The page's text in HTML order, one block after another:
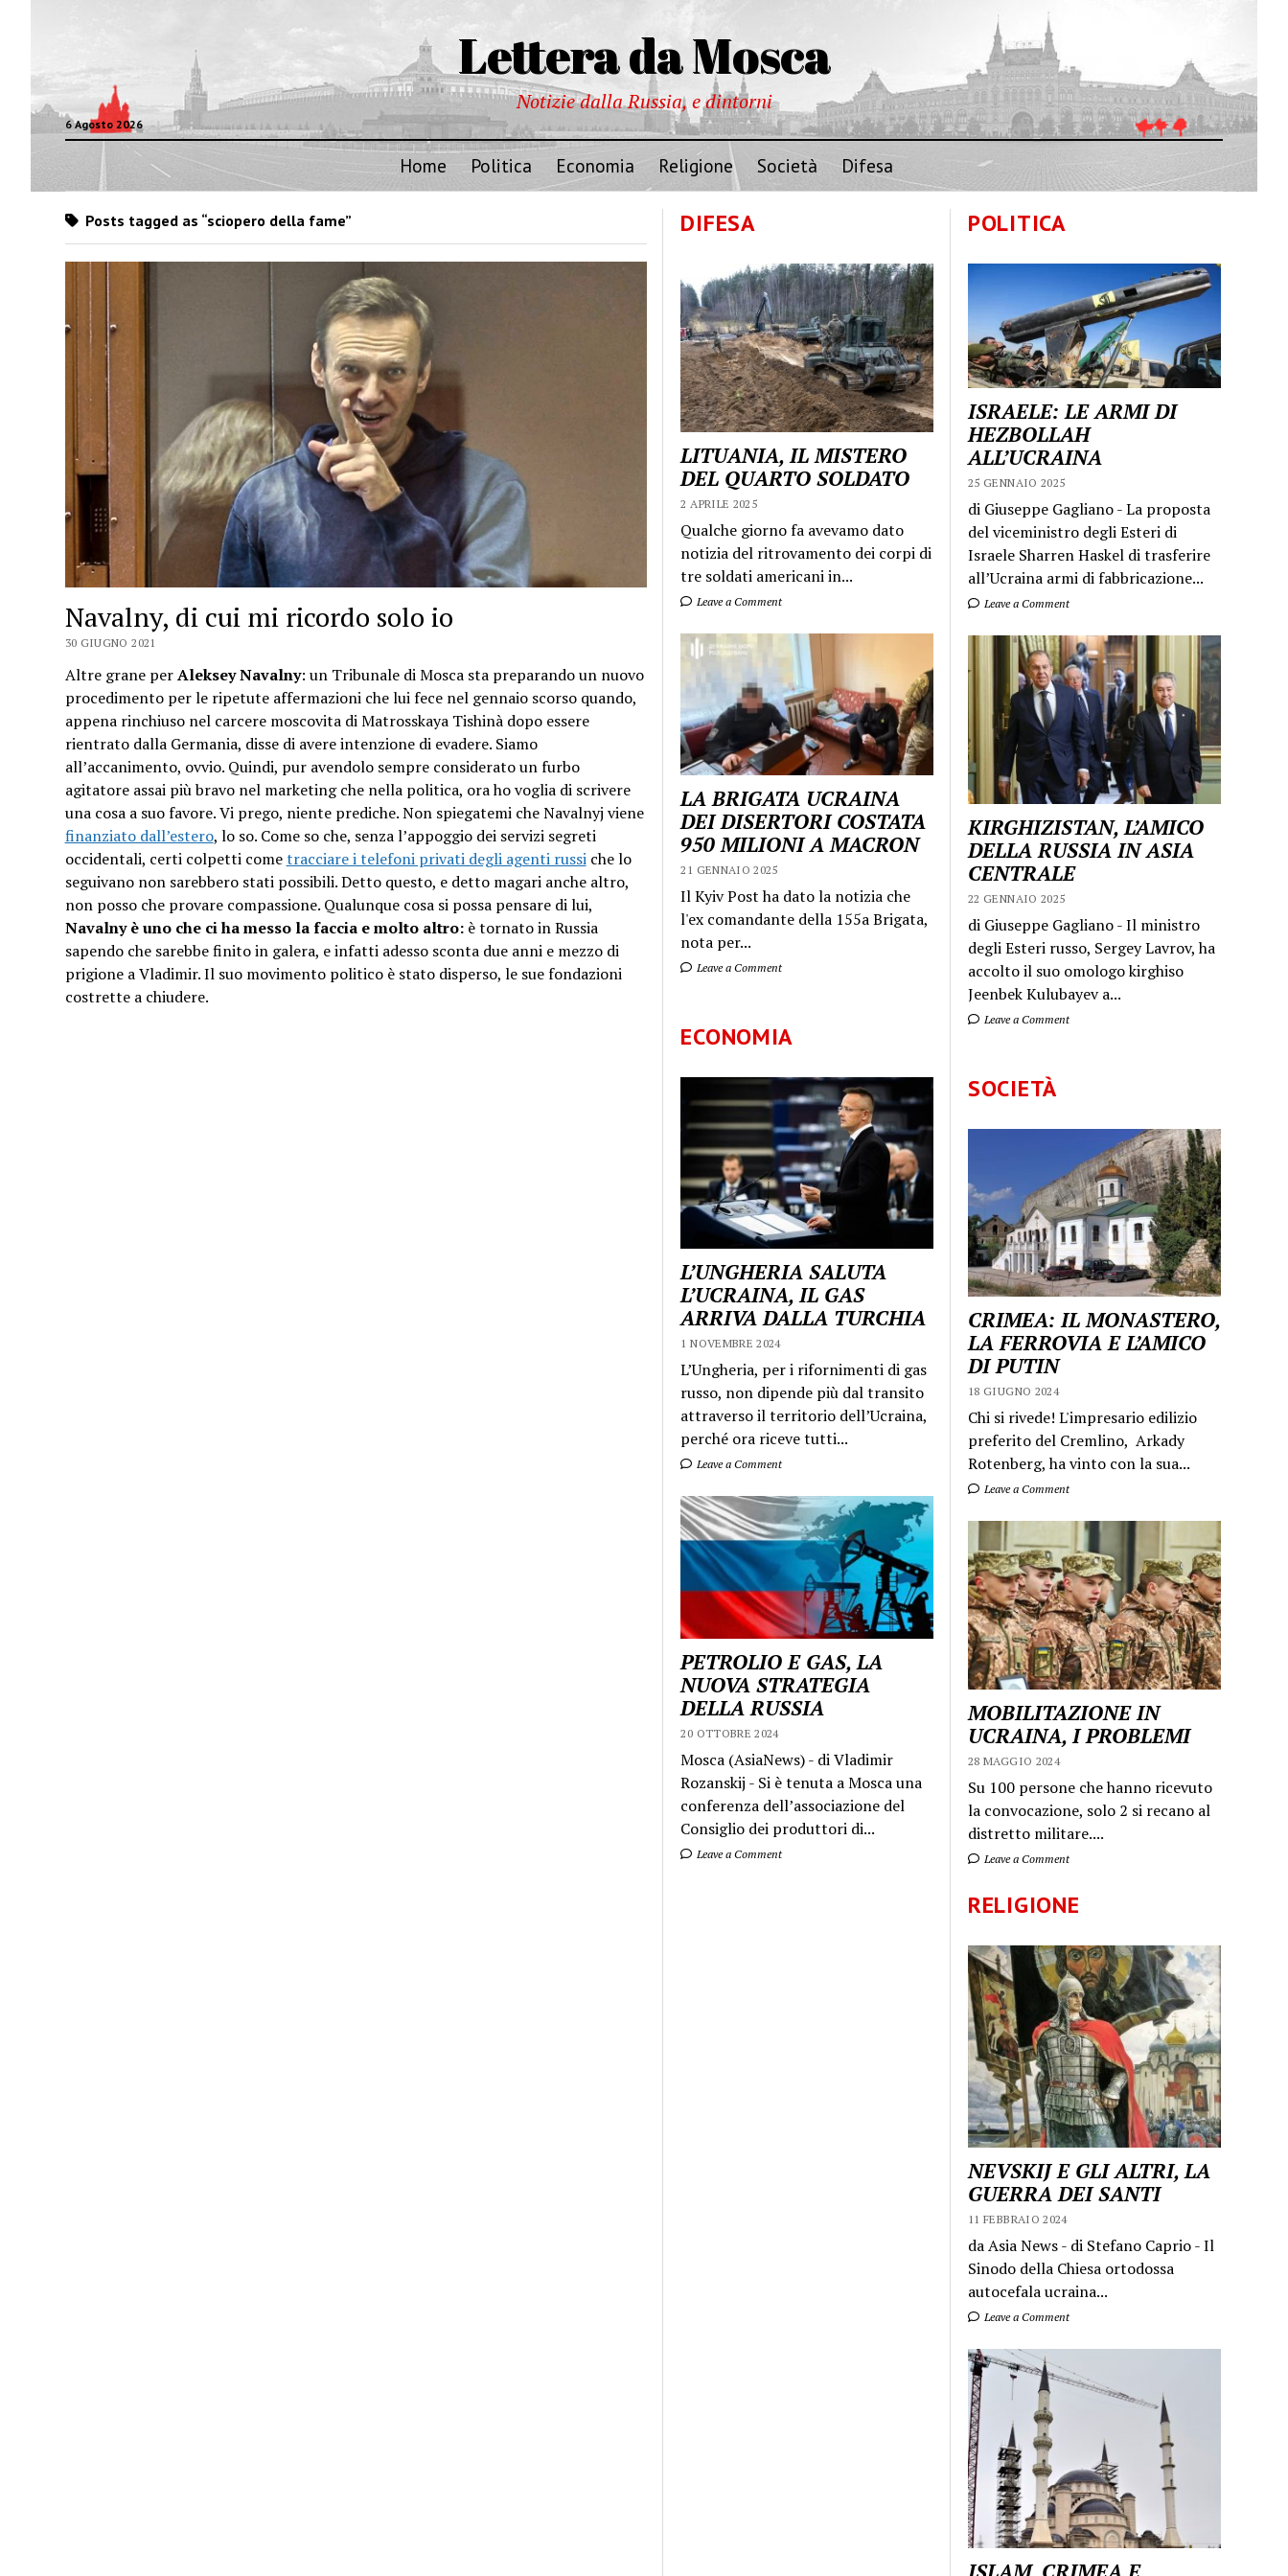
Lettera da Mosca
6 Agosto 2026
Notizie dalla Russia, e dintorni
Home Politica Economia Religione Società Difesa
POLITICA
ISRAELE: LE ARMI DI
HEZBOLLAH
ALL’UCRAINA
25 GENNAIO 2025
di Giuseppe Gagliano - La proposta
del viceministro degli Esteri di
Israele Sharren Haskel di trasferire
all’Ucraina armi di fabbricazione...
Leave a Comment
KIRGHIZISTAN, L’AMICO
DELLA RUSSIA IN ASIA
CENTRALE
22 GENNAIO 2025
di Giuseppe Gagliano - Il ministro
degli Esteri russo, Sergey Lavrov, ha
accolto il suo omologo kirghiso
Jeenbek Kulubayev a...
Leave a Comment
SOCIETÀ
CRIMEA: IL MONASTERO,
LA FERROVIA E L’AMICO
DI PUTIN
18 GIUGNO 2024
Chi si rivede! L'impresario edilizio
preferito del Cremlino, Arkady
Rotenberg, ha vinto con la sua...
Leave a Comment
MOBILITAZIONE IN
UCRAINA, I PROBLEMI
28 MAGGIO 2024
Su 100 persone che hanno ricevuto
la convocazione, solo 2 si recano al
distretto militare....
Leave a Comment
RELIGIONE
NEVSKIJ E GLI ALTRI, LA
GUERRA DEI SANTI
11 FEBBRAIO 2024
da Asia News - di Stefano Caprio - Il
Sinodo della Chiesa ortodossa
autocefala ucraina...
Leave a Comment
Posts tagged as “sciopero della fame”
Navalny, di cui mi ricordo solo io
30 GIUGNO 2021
Altre grane perAleksey Navalny: un Tribunale di Mosca sta preparando un nuovo
procedimento per le ripetute affermazioni che lui fece nel gennaio scorso quando,
appena rinchiuso nel carcere moscovita di Matrosskaya Tishinà dopo essere
rientrato dalla Germania, disse di avere intenzione di evadere. Siamo
all’accanimento, ovvio. Quindi, pur avendolo sempre considerato un furbo
agitatore assai più bravo nel marketing che nella politica, ora ho voglia di scrivere
una cosa a suo favore. Vi prego, niente prediche. Non spiegatemi che Navalnyj viene
finanziato dall’estero, lo so. Come so che, senza l’appoggio dei servizi segreti
occidentali, certi colpetti cometracciare i telefoni privati degli agenti russiche lo
seguivano non sarebbero stati possibili. Detto questo, e detto magari anche altro,
non posso che provare compassione. Qualunque cosa si possa pensare di lui,
Navalny è uno che ci ha messo la faccia e molto altro:è tornato in Russia
sapendo che sarebbe finito in galera, e infatti adesso sconta due anni e mezzo di
prigione a Vladimir. Il suo movimento politico è stato disperso, le sue fondazioni
costrette a chiudere.
DIFESA
LITUANIA, IL MISTERO
DEL QUARTO SOLDATO
2 APRILE 2025
Qualche giorno fa avevamo dato
notizia del ritrovamento dei corpi di
tre soldati americani in...
Leave a Comment
LA BRIGATA UCRAINA
DEI DISERTORI COSTATA
950 MILIONI A MACRON
21 GENNAIO 2025
Il Kyiv Post ha dato la notizia che
l'ex comandante della 155a Brigata,
nota per...
Leave a Comment
ECONOMIA
L’UNGHERIA SALUTA
L’UCRAINA, IL GAS
ARRIVA DALLA TURCHIA
1 NOVEMBRE 2024
L’Ungheria, per i rifornimenti di gas
russo, non dipende più dal transito
attraverso il territorio dell’Ucraina,
perché ora riceve tutti...
Leave a Comment
PETROLIO E GAS, LA
NUOVA STRATEGIA
DELLA RUSSIA
20 OTTOBRE 2024
Mosca (AsiaNews) - di Vladimir
Rozanskij - Si è tenuta a Mosca una
conferenza dell’associazione del
Consiglio dei produttori di...
Leave a Comment